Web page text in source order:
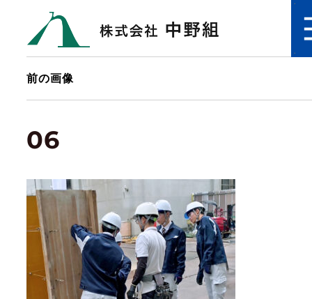
前の画像
06